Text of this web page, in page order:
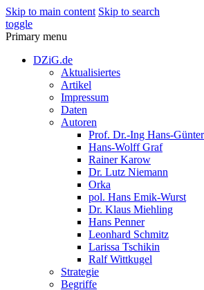
Skip to main content Skip to search
toggle
Primary menu
DZiG.de
Aktualisiertes
Artikel
Impressum
Daten
Autoren
Prof. Dr.-Ing Hans-
Hans-Wolff Graf
Rainer Karow
Dr. Lutz Niemann
Orka
pol. Hans Emik-Wurst
Dr. Klaus Miehling
Hans Penner
Leonhard Schmitz
Larissa Tschikin
Ralf Wittkugel
Strategie
Begriffe